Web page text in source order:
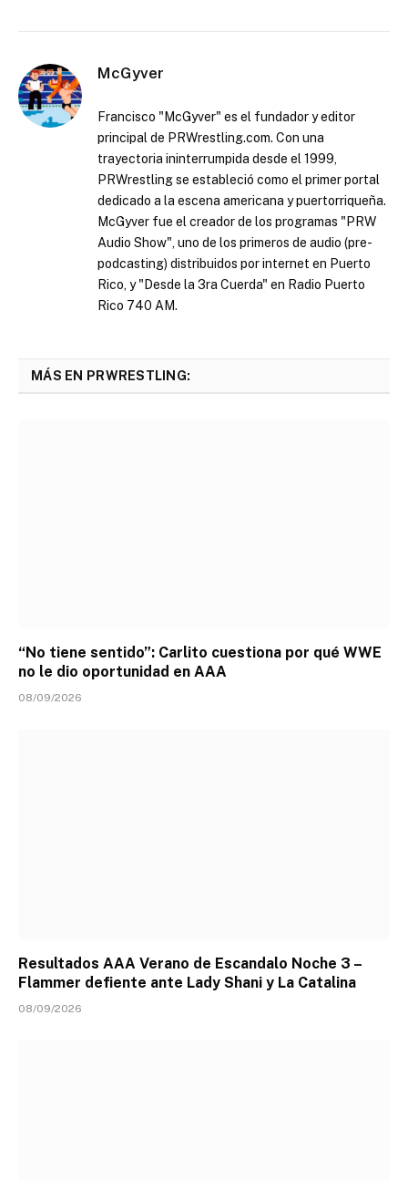
McGyver
Francisco "McGyver" es el fundador y editor
principal de PRWrestling.com. Con una
trayectoria ininterrumpida desde el 1999,
PRWrestling se estableció como el primer portal
dedicado a la escena americana y puertorriqueña.
McGyver fue el creador de los programas "PRW
Audio Show", uno de los primeros de audio (pre-
podcasting) distribuidos por internet en Puerto
Rico, y "Desde la 3ra Cuerda" en Radio Puerto
Rico 740 AM.
MÁS EN PRWRESTLING:
“No tiene sentido”: Carlito cuestiona por qué WWE
no le dio oportunidad en AAA
08/09/2026
Resultados AAA Verano de Escandalo Noche 3 –
Flammer defiente ante Lady Shani y La Catalina
08/09/2026